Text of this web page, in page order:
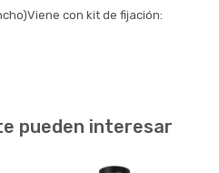
con kit de fijación:
pueden interesar